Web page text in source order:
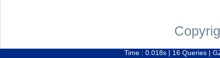
Time : 0.018s | 16 Queries |